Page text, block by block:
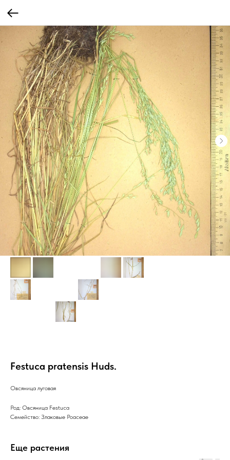
Festuca pratensis Huds.
Овсяница луговая
Род: Овсяница Festuca
Семейство: Злаковые Poaceae
Еще растения